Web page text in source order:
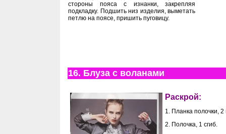
стороны пояса с изнанки, закрепляя
подкладку. Подшить низ изделия, выметать
петлю на поясе, пришить пуговицу.
16. Блуза с воланами
Раскрой:
1. Планка полочки, 2
2. Полочка, 1 сгиб.